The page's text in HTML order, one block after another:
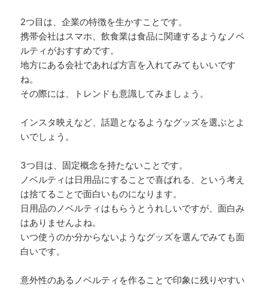
2つ目は、企業の特徴を生かすことです。
携帯会社はスマホ、飲食業は食品に関連するようなノベ
ルティがおすすめです。
地方にある会社であれば方言を入れてみてもいいです
ね。
その際には、トレンドも意識してみましょう。
インスタ映えなど、話題となるようなグッズを選ぶとよ
いでしょう。
3つ目は、固定概念を持たないことです。
ノベルティは日用品にすることで喜ばれる、という考え
は捨てることで面白いものになります。
日用品のノベルティはもらうとうれしいですが、面白み
はありませんよね。
いつ使うのか分からないようなグッズを選んでみても面
白いです。
意外性のあるノベルティを作ることで印象に残りやすい